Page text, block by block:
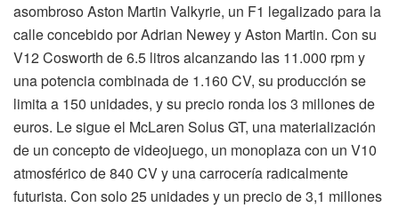
asombroso Aston Martin Valkyrie, un F1 legalizado para la
calle concebido por Adrian Newey y Aston Martin. Con su
V12 Cosworth de 6.5 litros alcanzando las 11.000 rpm y
una potencia combinada de 1.160 CV, su producción se
limita a 150 unidades, y su precio ronda los 3 millones de
euros. Le sigue el McLaren Solus GT, una materialización
de un concepto de videojuego, un monoplaza con un V10
atmosférico de 840 CV y una carrocería radicalmente
futurista. Con solo 25 unidades y un precio de 3,1 millones